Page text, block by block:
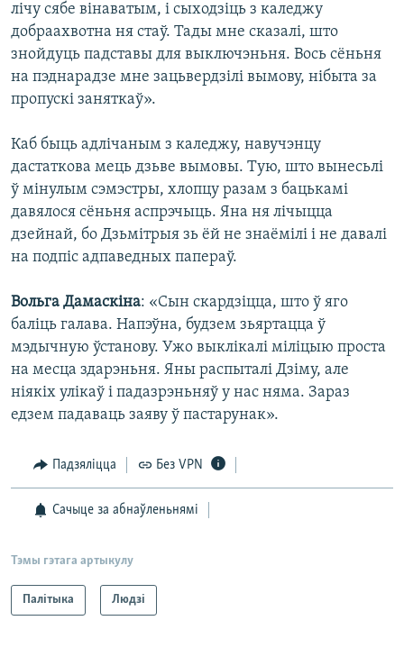
лічу сябе вінаватым, і сыходзіць з каледжу
добраахвотна ня стаў. Тады мне сказалі, што
знойдуць падставы для выключэньня. Вось сёньня
на пэднарадзе мне зацьвердзілі вымову, нібыта за
пропускі заняткаў».
Каб быць адлічаным з каледжу, навучэнцу
дастаткова мець дзьве вымовы. Тую, што вынесьлі
ў мінулым сэмэстры, хлопцу разам з бацькамі
давялося сёньня аспрэчыць. Яна ня лічыцца
дзейнай, бо Дзьмітрыя зь ёй не знаёмілі і не давалі
на подпіс адпаведных папераў.
Вольга Дамаскіна: «Сын скардзіцца, што ў яго
баліць галава. Напэўна, будзем зьяртацца ў
мэдычную ўстанову. Ужо выклікалі міліцыю проста
на месца здарэньня. Яны распыталі Дзіму, але
ніякіх улікаў і падазрэньняў у нас няма. Зараз
едзем падаваць заяву ў пастарунак».
Падзяліцца Без VPN
Сачыце за абнаўленьнямі
Тэмы гэтага артыкулу
Палітыка Людзі